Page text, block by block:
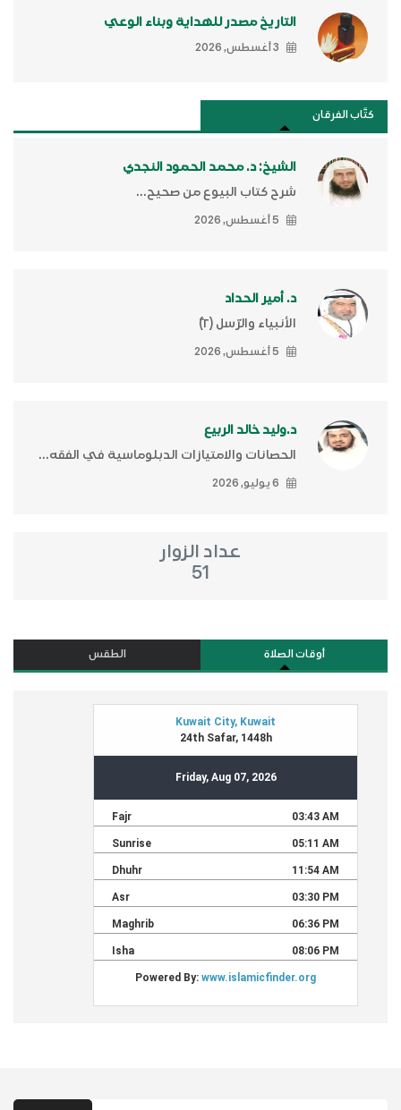
التاريخ مصدر للهداية وبناء الوعي
3 أغسطس, 2026
كتَّاب الفرقان
الشيخ: د. محمد الحمود النجدي
شرح كتاب البيوع من صحيح...
5 أغسطس, 2026
د. أمير الحداد
الأنبياء والرّسل (٢)ّ
5 أغسطس, 2026
د.وليد خالد الربيع
الحصانات والامتيازات الدبلوماسية في الفقه...
6 يوليو, 2026
عداد الزوار
51
أوقات الصلاة الطقس